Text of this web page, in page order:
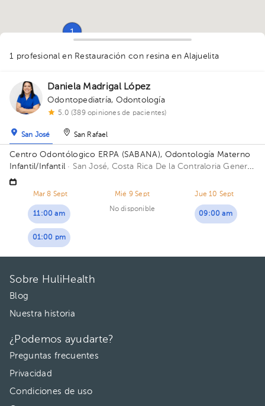
1
1 profesional en Restauración con resinaen Alajuelita
Daniela Madrigal López
Odontopediatría, Odontología
5.0 (389 opiniones de pacientes)
San José San Rafael
Centro Odontólogico ERPA (SABANA), Odontología Materno
Infantil/Infantil · San José, Costa Rica De la Contraloria General
de la República 500 metros Oeste y 300 metros Sur. A mano
izquierda, piso de adoquin y rejas negras; 500 metros oeste y
Mar 8 Sept
11:00 am
01:00 pm
Mié 9 Sept
No disponible
Jue 10 Sept
09:00 am
Sobre HuliHealth
Blog
Nuestra historia
¿Podemos ayudarte?
Preguntas frecuentes
Privacidad
Condiciones de uso